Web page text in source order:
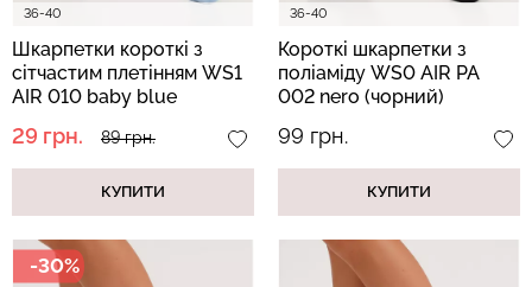
36-40
Шкарпетки короткі з
сітчастим плетінням WS1
AIR 010 baby blue
29 грн. 89 грн.
КУПИТИ
36-40
Короткі шкарпетки з
поліаміду WS0 AIR PA
002 nero (чорний)
99 грн.
КУПИТИ
-30%